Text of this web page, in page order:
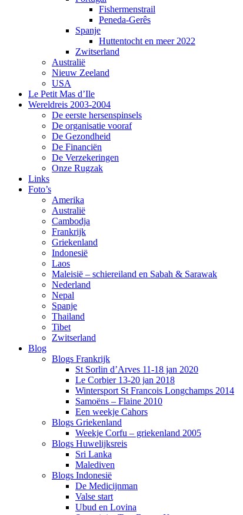
Fishermenstrail
Peneda-Gerês
Spanje
Huttentocht en meer 2022
Zwitserland
Australië
Nieuw Zeeland
USA
Le Petit Mas d’Ile
Wereldreis 2003-2004
De eerste hersenspinsels
De organisatie vooraf
De Gezondheid
De Financiën
De Verzekeringen
Onze Rugzak
Links
Foto’s
Amerika
Australië
Cambodja
Frankrijk
Griekenland
Indonesië
Laos
Maleisië – schiereiland en Sabah & Sarawak
Nederland
Nepal
Spanje
Thailand
Tibet
Zwitserland
Blog
Blogs Frankrijk
St Sorlin d’Arves 11-18 jan 2020
Le Corbier 13-20 jan 2018
Wintersport St Francois Longchamps 2014
Samoëns – Flaine 2010
Een weekje Cahors
Blogs Griekenland
Weekje Corfu – griekenland 2005
Blogs Huwelijksreis
Sri Lanka
Malediven
Blogs Indonesië
De Medicijnman
Valse start
Ubud en Lovina